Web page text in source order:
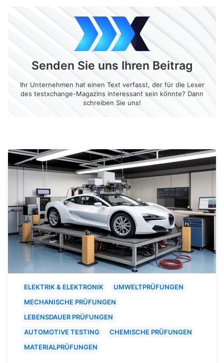
Senden Sie uns Ihren Beitrag
Ihr Unternehmen hat einen Text verfasst, der für die Leser
des testxchange-Magazins interessant sein könnte? Dann
schreiben Sie uns!
ELEKTRIK & ELEKTRONIK
UMWELTPRÜFUNGEN
MECHANISCHE PRÜFUNGEN
LEBENSDAUER PRÜFUNGEN
AUTOMOTIVE TESTING
CHEMISCHE PRÜFUNGEN
MATERIALPRÜFUNGEN